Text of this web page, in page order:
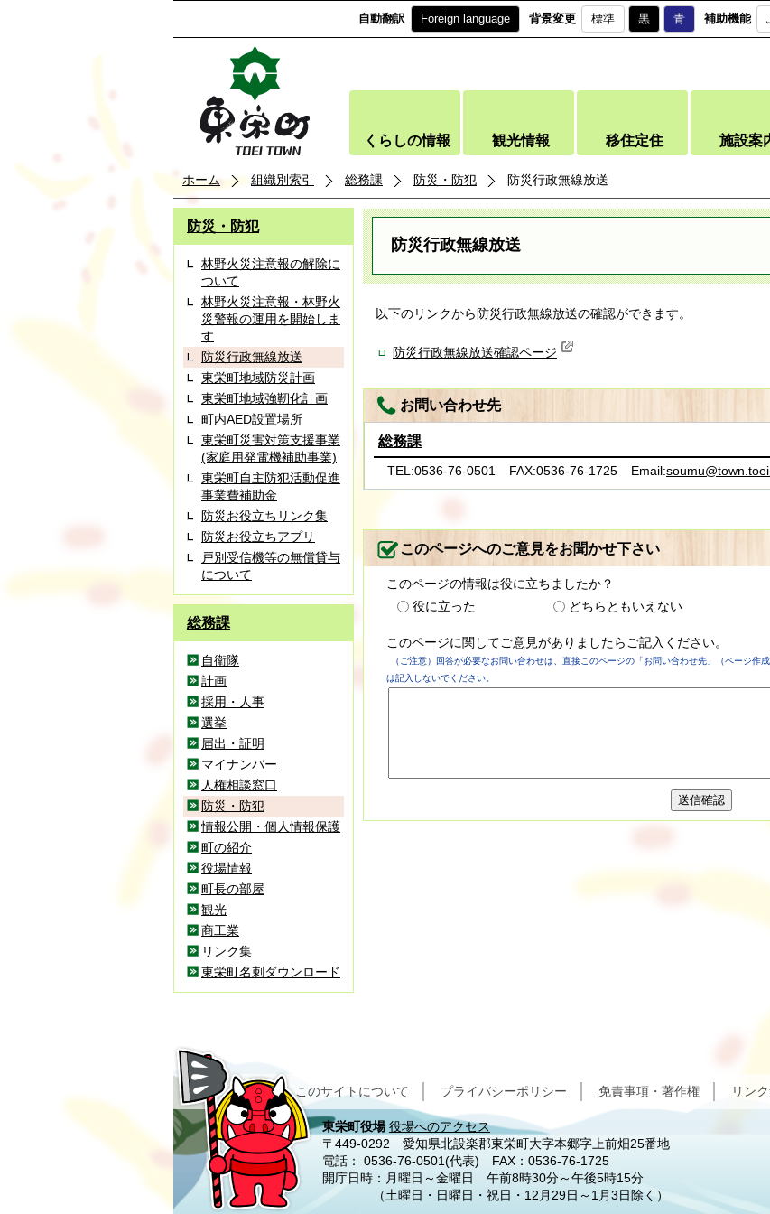
自動翻訳 Foreign language 背景変更 標準 黒 青 補助機能
くらしの情報 観光情報 移住定住 施設案
ホーム 組織別索引 総務課 防災・防犯 防災行政無線放送
防災・防犯
林野火災注意報の解除に
ついて
林野火災注意報・林野火
災警報の運用を開始しま
す
防災行政無線放送
東栄町地域防災計画
東栄町地域強靭化計画
町内AED設置場所
東栄町災害対策支援事業
(家庭用発電機補助事業)
東栄町自主防犯活動促進
事業費補助金
防災お役立ちリンク集
防災お役立ちアプリ
戸別受信機等の無償貸与
について
総務課
自衛隊
計画
採用・人事
選挙
届出・証明
マイナンバー
人権相談窓口
防災・防犯
情報公開・個人情報保護
町の紹介
役場情報
町長の部屋
観光
商工業
リンク集
東栄町名刺ダウンロード
防災行政無線放送
以下のリンクから防災行政無線放送の確認ができます。
防災行政無線放送確認ページ
お問い合わせ先
総務課
TEL:0536-76-0501 FAX:0536-76-1725 Email:
このページへのご意見をお聞かせ下さい
このページの情報は役に立ちましたか？
役に立った
どちらともいえない
このページに関してご意見がありましたらご記入ください。
（ご注意）回答が必要なお問い合わせは、直接このページの「お問い合わせ先」（ページ作
は記入しないでください。
このサイトについて プライバシーポリシー 免責事項・著作権 リン
東栄町役場 役場へのアクセス
〒449-0292 愛知県北設楽郡東栄町大字本郷字上前畑25番地
電話： 0536-76-0501(代表) FAX：0536-76-1725
開庁日時：月曜日～金曜日 午前8時30分～午後5時15分
（土曜日・日曜日・祝日・12月29日～1月3日除く）